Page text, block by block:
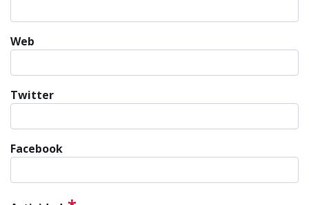
Web
Twitter
Facebook